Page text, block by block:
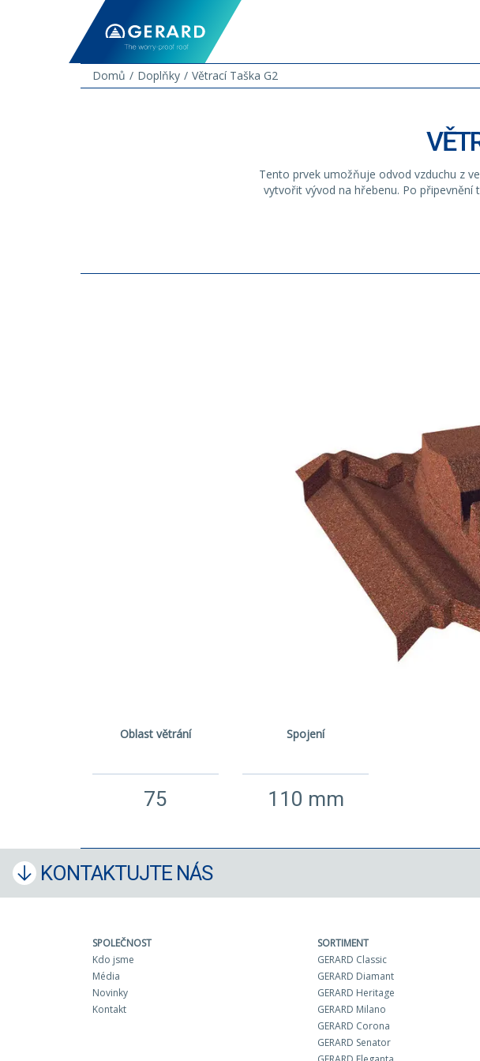
Domů
Doplňky Větrací Taška G2
Tento prvek umožňuje odvod vzduchu z
vytvořit vývod na hřebenu. Po
Oblast větrání
75
Spojení
110 mm
KONTAKTUJTE NÁS
SPOLEČNOST
Kdo jsme
Média
Novinky
Kontakt
SORTIMENT
GERARD Classic
GERARD Diamant
GERARD Heritage
GERARD Milano
GERARD Corona
GERARD Senator